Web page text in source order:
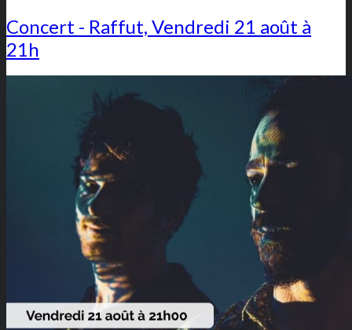
Concert - Raffut, Vendredi 21 août à
21h